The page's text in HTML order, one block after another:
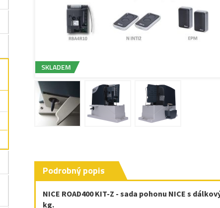
SKLADEM
Podrobný popis
NICE ROAD400 KIT-Z - sada pohonu NICE s
kg.